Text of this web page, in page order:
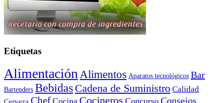
Etiquetas
Alimentación Alimentos Aparatos tecnológicos Bar
Bartenders Bebidas Cadena de Suministro Calidad
Cerveza Chef Cocina Cocineros Concurso Consejos